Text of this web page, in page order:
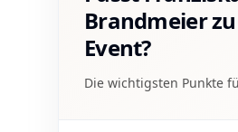
Brandmeier
Event?
Die wichtigsten Punkte